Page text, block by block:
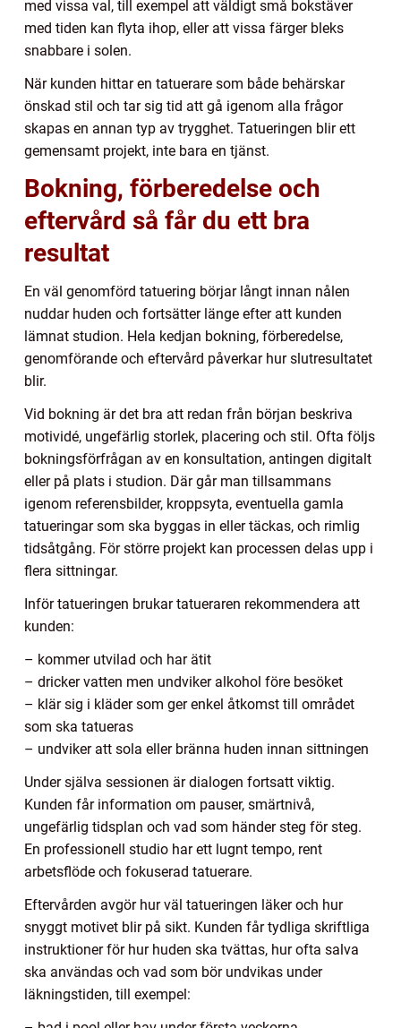
med vissa val, till exempel att väldigt små bokstäver
med tiden kan flyta ihop, eller att vissa färger bleks
snabbare i solen.
När kunden hittar en tatuerare som både behärskar
önskad stil och tar sig tid att gå igenom alla frågor
skapas en annan typ av trygghet. Tatueringen blir ett
gemensamt projekt, inte bara en tjänst.
Bokning, förberedelse och
eftervård så får du ett bra
resultat
En väl genomförd tatuering börjar långt innan nålen
nuddar huden och fortsätter länge efter att kunden
lämnat studion. Hela kedjan bokning, förberedelse,
genomförande och eftervård påverkar hur slutresultatet
blir.
Vid bokning är det bra att redan från början beskriva
motividé, ungefärlig storlek, placering och stil. Ofta följs
bokningsförfrågan av en konsultation, antingen digitalt
eller på plats i studion. Där går man tillsammans
igenom referensbilder, kroppsyta, eventuella gamla
tatueringar som ska byggas in eller täckas, och rimlig
tidsåtgång. För större projekt kan processen delas upp i
flera sittningar.
Inför tatueringen brukar tatueraren rekommendera att
kunden:
– kommer utvilad och har ätit
– dricker vatten men undviker alkohol före besöket
– klär sig i kläder som ger enkel åtkomst till området
som ska tatueras
– undviker att sola eller bränna huden innan sittningen
Under själva sessionen är dialogen fortsatt viktig.
Kunden får information om pauser, smärtnivå,
ungefärlig tidsplan och vad som händer steg för steg.
En professionell studio har ett lugnt tempo, rent
arbetsflöde och fokuserad tatuerare.
Eftervården avgör hur väl tatueringen läker och hur
snyggt motivet blir på sikt. Kunden får tydliga skriftliga
instruktioner för hur huden ska tvättas, hur ofta salva
ska användas och vad som bör undvikas under
läkningstiden, till exempel: